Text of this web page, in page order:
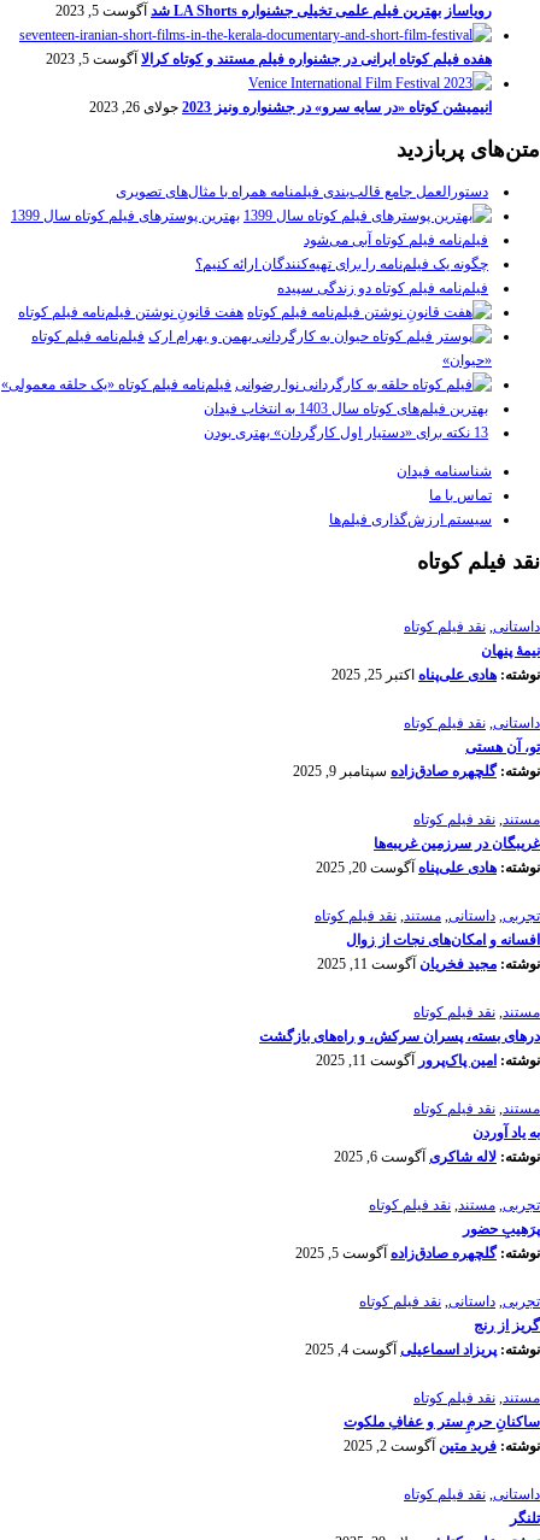
رویاساز بهترین فیلم علمی تخیلی جشنواره LA Shorts شد آگوست 5, 2023
هفده فیلم کوتاه ایرانی در جشنواره فیلم مستند و کوتاه کرالا آگوست 5, 2023
انیمیشن کوتاه «در سایه سرو» در جشنواره ونیز 2023 جولای 26, 2023
متن‌های پربازدید
دستورالعمل جامع قالب‌بندی فیلمنامه همراه با مثال‌های تصویری
بهترین پوسترهای فیلم کوتاه سال 1399
فیلم‌نامه فیلم کوتاه آبی می‌شود
چگونه یک فیلم‌نامه را برای تهیه‌کنندگان ارائه کنیم؟
فیلم‌نامه فیلم کوتاه دو زندگی سپیده
هفت قانونِ نوشتن فیلم‌نامه فیلم کوتاه
فیلم‌نامه فیلم کوتاه
«حیوان»
فیلم‌نامه فیلم کوتاه «یک حلقه معمولی»
بهترین فیلم‌های کوتاه سال 1403 به انتخاب فیدان
13 نکته برای «دستیار اول کارگردان» بهتری بودن
شناسنامه فیدان
تماس با ما
سیستم ارزش‌گذاری فیلم‌ها
نقد فیلم کوتاه
داستانی, نقد فیلم کوتاه
نیمۀ پنهان
نوشته: هادی علی‌پناه اکتبر 25, 2025
داستانی, نقد فیلم کوتاه
تو، آن هستی
نوشته:گلچهره صادق‌زاده سپتامبر 9, 2025
مستند, نقد فیلم کوتاه
غریبگان در سرزمین غریبه‌ها
نوشته: هادی علی‌پناه آگوست 20, 2025
تجربی, داستانی, مستند, نقد فیلم کوتاه
افسانه‌ و امکان‌های نجات از زوال
نوشته: مجید فخریان آگوست 11, 2025
مستند, نقد فیلم کوتاه
درهای بسته، پسران سرکش، و راه‌های بازگشت
نوشته: امین پاک‌پرور آگوست 11, 2025
مستند, نقد فیلم کوتاه
به یاد آوردن
نوشته: لاله شاکری آگوست 6, 2025
تجربی, مستند, نقد فیلم کوتاه
پرَهیب‌ِ حضور
نوشته:گلچهره صادق‌زاده آگوست 5, 2025
تجربی, داستانی, نقد فیلم کوتاه
گریز از رنج
نوشته:پریزاد اسماعیلی آگوست 4, 2025
مستند, نقد فیلم کوتاه
ساکنانِ حرمِ ستر و عفافِ ملکوت
نوشته: فرید متین آگوست 2, 2025
داستانی, نقد فیلم کوتاه
تلنگر